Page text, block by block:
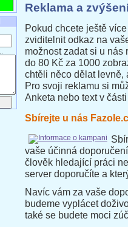
Reklama a
Pokud chcete ještě
zviditelnit odkaz na
možnost zadat si u nás
do 80 Kč za 1000
chtěli něco dělat levně,
Pro svoji reklamu si
Anketa nebo text v
Sbírejte u nás
vaše účinná
člověk hledající práci
server doporučíte a
Navíc vám za vaše
budeme vyplácet
také se budete moci